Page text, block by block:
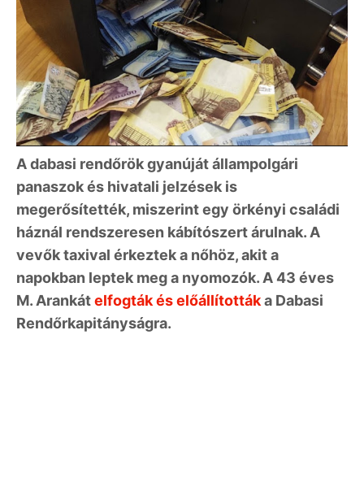
A dabasi rendőrök gyanúját állampolgári
panaszok és hivatali jelzések is
megerősítették, miszerint egy örkényi családi
háznál rendszeresen kábítószert árulnak. A
vevők taxival érkeztek a nőhöz, akit a
napokban leptek meg a nyomozók. A 43 éves
M. Arankátelfogták és előállítottáka Dabasi
Rendőrkapitányságra.